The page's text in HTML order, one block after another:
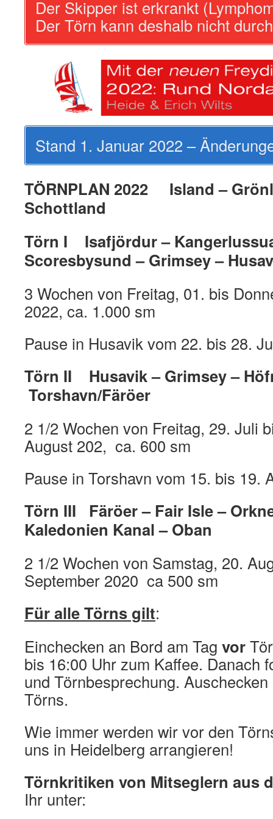
Der Skipper ist erkrankt
Der Törn kann deshalb nicht
Stand 1. Januar 2022 –
TÖRNPLAN 2022 Island –
Schottland
Törn I Isafjördur –
Scoresbysund – Grimsey –
3 Wochen von Freitag, 01. bis
2022, ca. 1.000 sm
Pause in Husavik vom 22. bis 28.
Törn II Husavik – Grimsey –
Torshavn/Färöer
2 1/2 Wochen von Freitag, 29. Juli
August 202, ca. 600 sm
Pause in Torshavn vom 15. bis 19.
Törn III Färöer – Fair Isle –
Kaledonien Kanal – Oban
2 1/2 Wochen von Samstag, 20.
September 2020 ca 500 sm
Für alle Törns gilt:
Einchecken an Bord am Tag vor
bis 16:00 Uhr zum Kaffee. Danach
und Törnbesprechung.
Törns.
Wie immer werden wir vor den
uns in Heidelberg arrangieren!
Törnkritiken von Mitseglern aus
Ihr unter: